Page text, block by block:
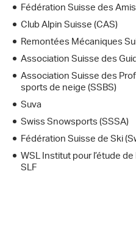
Fédération Suisse des
Club Alpin Suisse (CAS)
Remontées Mécaniques
Association Suisse des
Association Suisse des
sports de neige (SSBS)
Suva
Swiss Snowsports (SSSA)
Fédération Suisse de Ski
WSL Institut pour l’étude
SLF